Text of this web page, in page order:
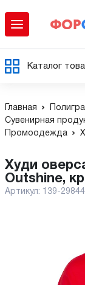
Каталог
Главная
Сувенирная
Промоодежда
Худи оверсайз унисекс
Outshine,
Артикул: 139-